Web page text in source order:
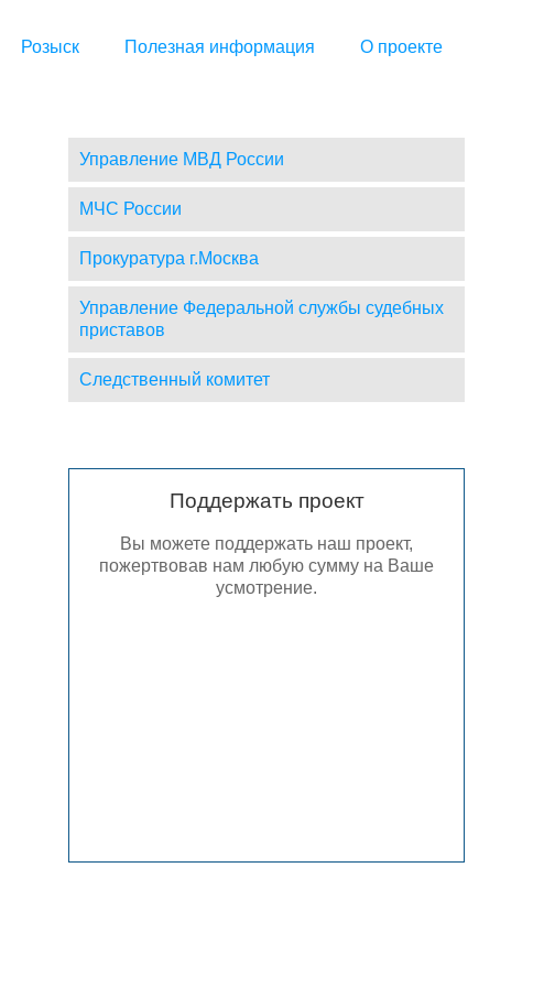
Розыск Полезная информация О проекте
Управление МВД России
МЧС России
Прокуратура г.Москва
Управление Федеральной службы судебных
приставов
Следственный комитет
Поддержать проект
Вы можете поддержать наш проект,
пожертвовав нам любую сумму на Ваше
усмотрение.